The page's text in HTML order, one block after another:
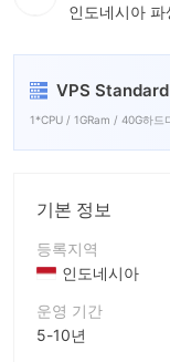
인도네시아
VPS Standard
1*CPU / 1GRam / 40G하드
기본 정보
등록지역
인도네시아
운영 기간
5-10년